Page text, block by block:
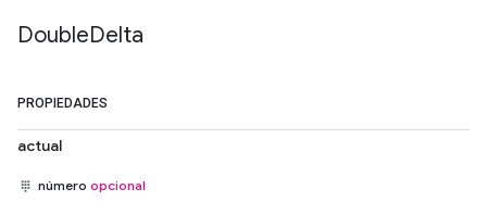
DoubleDelta
PROPIEDADES
actual
número opcional